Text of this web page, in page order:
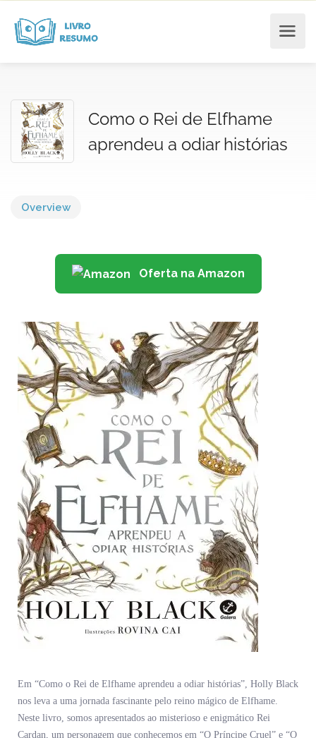
Como o Rei de Elfhame
aprendeu a odiar histórias
Overview
Oferta na Amazon
Em “Como o Rei de Elfhame aprendeu a odiar histórias”, Holly Black
nos leva a uma jornada fascinante pelo reino mágico de Elfhame.
Neste livro, somos apresentados ao misterioso e enigmático Rei
Cardan, um personagem que conhecemos em “O Príncipe Cruel” e “O